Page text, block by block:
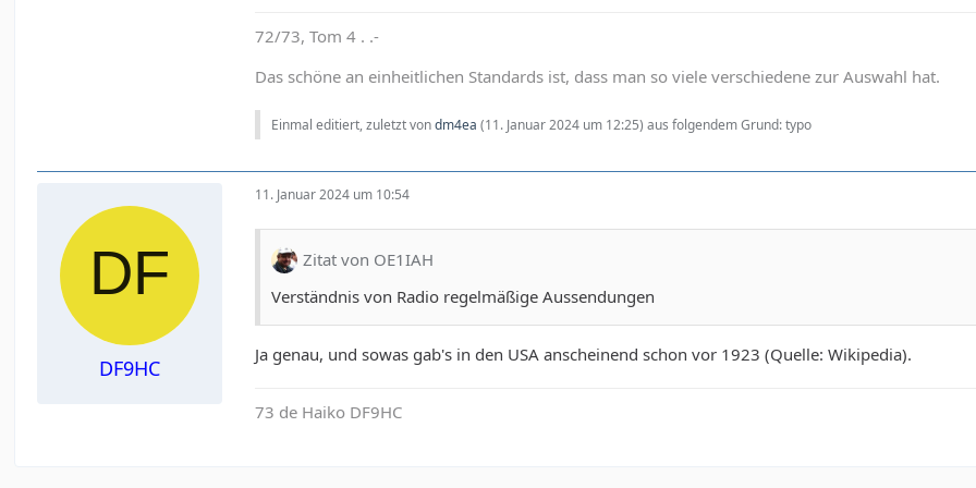
72/73, Tom 4 . .-
Das schöne an einheitlichen Standards ist, dass man so viele verschiedene zur Auswahl hat.
Einmal editiert, zuletzt vondm4ea (11. Januar 2024 um 12:25) aus folgendem Grund: typo
DF9HC
11. Januar 2024 um 10:54
Zitat von OE1IAH
Verständnis von Radio regelmäßige Aussendungen
Ja genau, und sowas gab's in den USA anscheinend schon vor 1923 (Quelle: Wikipedia).
73 de Haiko DF9HC